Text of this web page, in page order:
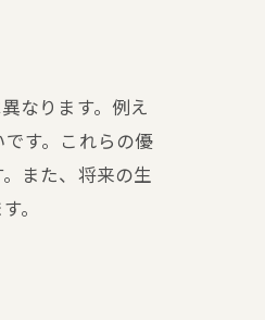
なります。例え
す。これらの優
また、将来の生
。